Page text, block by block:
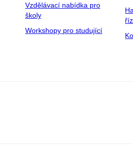
Vzdělávací nabídka pro
školy
Workshopy pro studující